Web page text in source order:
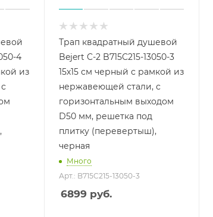
4
из
Трап квадратный душевой
Bejert C-2 B715C215-13050-3
15х15 см черный с рамкой из
нержавеющей стали, с
горизонтальным выходом
D50 мм, решетка под
плитку (перевертыш),
черная
Много
Арт.: B715C215-13050-3
6899 руб.